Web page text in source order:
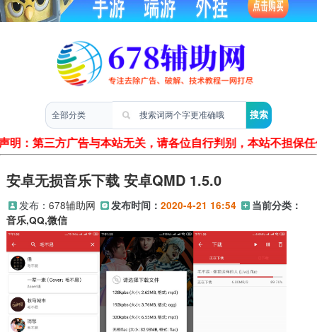
明：第三方广告与本站无关，请各位自行判别，本站不担保
安卓无损音乐下载 安卓QMD 1.5.0
发布： 678辅助网 发布时间： 2020-4-21 16:54
当前分类：
音乐,QQ,微信